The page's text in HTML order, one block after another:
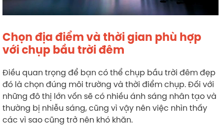
Chọn địa điểm và thời gian phù hợp
với chụp bầu trời đêm
Điều quan trọng để bạn có thể chụp bầu trời đêm đẹp
đó là chọn đúng môi trường và thời điểm chụp. Đối với
những đô thị lớn vốn sẽ có nhiều ánh sáng nhân tạo và
thường bị nhiễu sáng, cũng vì vậy nên việc nhìn thấy
các vì sao cũng trở nên khó khăn.